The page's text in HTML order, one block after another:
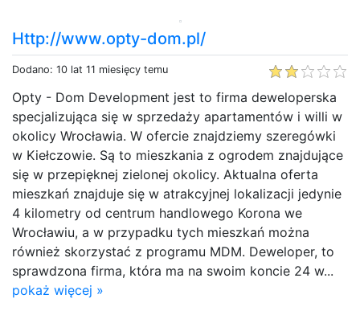
Http://www.opty-dom.pl/
Dodano: 10 lat 11 miesięcy temu
Opty - Dom Development jest to firma deweloperska
specjalizująca się w sprzedaży apartamentów i willi w
okolicy Wrocławia. W ofercie znajdziemy szeregówki
w Kiełczowie. Są to mieszkania z ogrodem znajdujące
się w przepięknej zielonej okolicy. Aktualna oferta
mieszkań znajduje się w atrakcyjnej lokalizacji jedynie
4 kilometry od centrum handlowego Korona we
Wrocławiu, a w przypadku tych mieszkań można
również skorzystać z programu MDM. Deweloper, to
sprawdzona firma, która ma na swoim koncie 24 w...
pokaż więcej »